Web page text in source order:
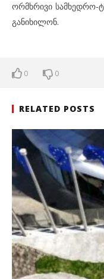
ორმხრივი სამხედრო-
განიხილონ.
0 0
RELATED POSTS